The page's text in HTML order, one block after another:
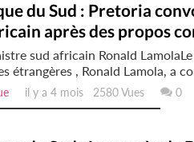
du Sud : Pretoria
après des propos
sud africain Ronald
étrangères , Ronald Lamola, a
il y a 4 mois 2580 Vues 0